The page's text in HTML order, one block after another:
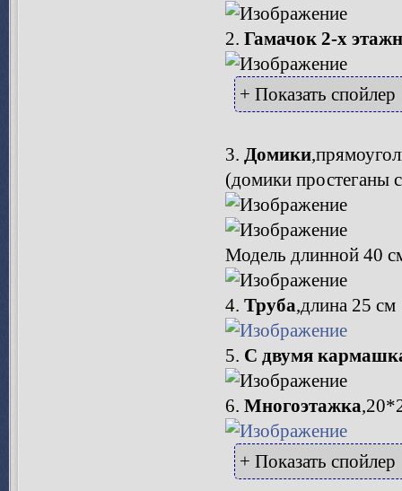
2. Гамачок 2-х
+ Показать спойлер
3. Домики
(домики простеганы
Модель длинной 40
4. Труба,длина 25 см
5. С двумя
6. Многоэтажка
+ Показать спойлер